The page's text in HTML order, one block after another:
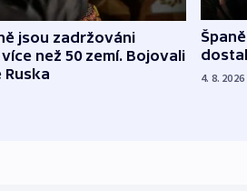
jsou zadržováni
než 50 zemí. Bojovali
Ruska
4. 8. 2026